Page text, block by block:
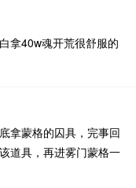
拿40w魂开荒很舒服的
拿蒙格的囚具，完事回
道具，再进雾门蒙格一